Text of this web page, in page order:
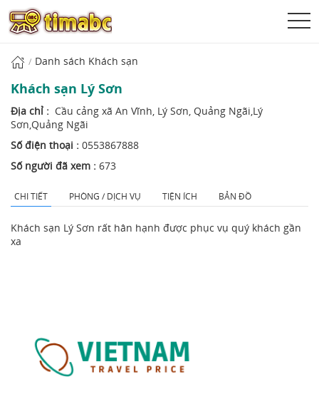
Danh sách Khách sạn
Khách sạn Lý Sơn
Địa chỉ : Cầu cảng xã An Vĩnh, Lý Sơn, Quảng Ngãi,Lý
Sơn,Quảng Ngãi
Số điện thoại : 0553867888
Số người đã xem : 673
CHI TIẾT PHÒNG / DỊCH VỤ TIỆN ÍCH BẢN ĐỒ
Khách sạn Lý Sơn rất hân hạnh được phục vụ quý khách gần
xa